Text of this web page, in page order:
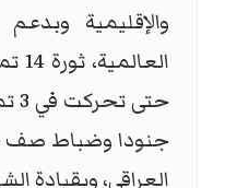
والإقليمية
جنودا وضباط صف
العراقي، وبقيادة